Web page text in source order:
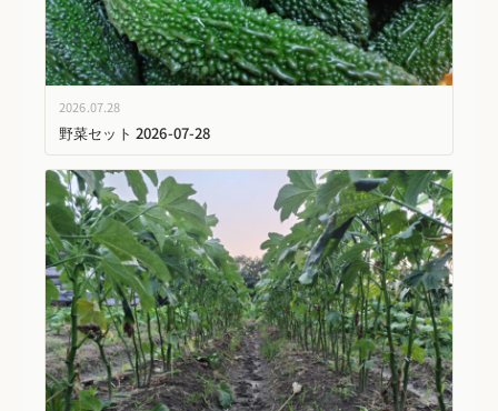
2026.07.28
野菜セット 2026-07-28